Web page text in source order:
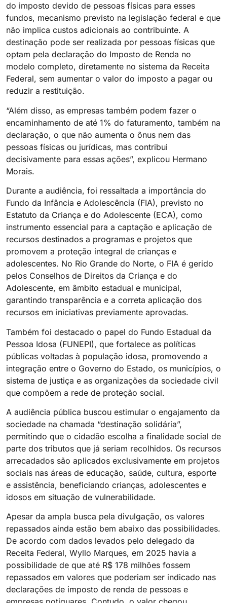
do imposto devido de pessoas físicas para esses
fundos, mecanismo previsto na legislação federal e que
não implica custos adicionais ao contribuinte. A
destinação pode ser realizada por pessoas físicas que
optam pela declaração do Imposto de Renda no
modelo completo, diretamente no sistema da Receita
Federal, sem aumentar o valor do imposto a pagar ou
reduzir a restituição.
“Além disso, as empresas também podem fazer o
encaminhamento de até 1% do faturamento, também na
declaração, o que não aumenta o ônus nem das
pessoas físicas ou jurídicas, mas contribui
decisivamente para essas ações”, explicou Hermano
Morais.
Durante a audiência, foi ressaltada a importância do
Fundo da Infância e Adolescência (FIA), previsto no
Estatuto da Criança e do Adolescente (ECA), como
instrumento essencial para a captação e aplicação de
recursos destinados a programas e projetos que
promovem a proteção integral de crianças e
adolescentes. No Rio Grande do Norte, o FIA é gerido
pelos Conselhos de Direitos da Criança e do
Adolescente, em âmbito estadual e municipal,
garantindo transparência e a correta aplicação dos
recursos em iniciativas previamente aprovadas.
Também foi destacado o papel do Fundo Estadual da
Pessoa Idosa (FUNEPI), que fortalece as políticas
públicas voltadas à população idosa, promovendo a
integração entre o Governo do Estado, os municípios, o
sistema de justiça e as organizações da sociedade civil
que compõem a rede de proteção social.
A audiência pública buscou estimular o engajamento da
sociedade na chamada “destinação solidária”,
permitindo que o cidadão escolha a finalidade social de
parte dos tributos que já seriam recolhidos. Os recursos
arrecadados são aplicados exclusivamente em projetos
sociais nas áreas de educação, saúde, cultura, esporte
e assistência, beneficiando crianças, adolescentes e
idosos em situação de vulnerabilidade.
Apesar da ampla busca pela divulgação, os valores
repassados ainda estão bem abaixo das possibilidades.
De acordo com dados levados pelo delegado da
Receita Federal, Wyllo Marques, em 2025 havia a
possibilidade de que até R$ 178 milhões fossem
repassados em valores que poderiam ser indicado nas
declarações de imposto de renda de pessoas e